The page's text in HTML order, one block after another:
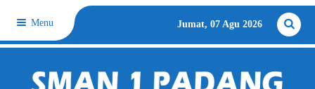
Menu Jumat, 07 Agu 2026